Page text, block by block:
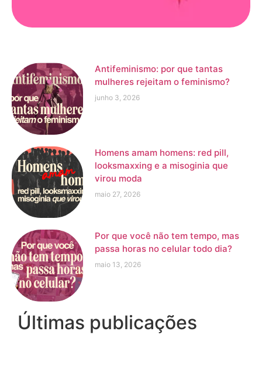
Antifeminismo: por que tantas
mulheres rejeitam o feminismo?
junho 3, 2026
Homens amam homens: red pill,
looksmaxxing e a misoginia que
virou moda
maio 27, 2026
Por que você não tem tempo, mas
passa horas no celular todo dia?
maio 13, 2026
Últimas publicações